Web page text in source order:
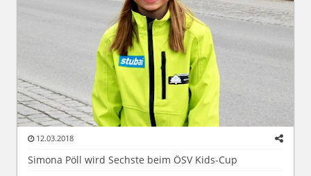
12.03.2018
Simona Pöll wird Sechste beim ÖSV Kids-Cup